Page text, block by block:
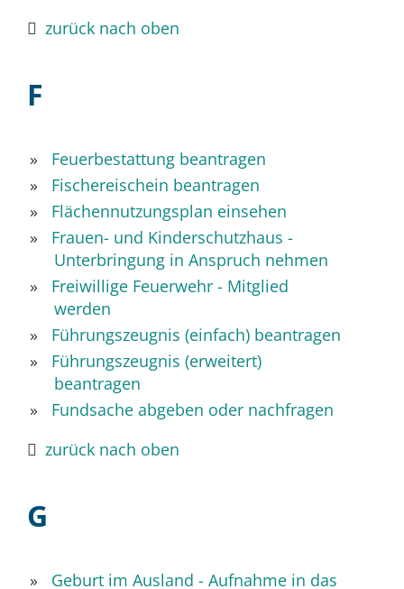
zurück nach oben
F
Feuerbestattung beantragen
Fischereischein beantragen
Flächennutzungsplan einsehen
Frauen- und Kinderschutzhaus -
Unterbringung in Anspruch nehmen
Freiwillige Feuerwehr - Mitglied
werden
Führungszeugnis (einfach) beantragen
Führungszeugnis (erweitert)
beantragen
Fundsache abgeben oder nachfragen
zurück nach oben
G
Geburt im Ausland - Aufnahme in das